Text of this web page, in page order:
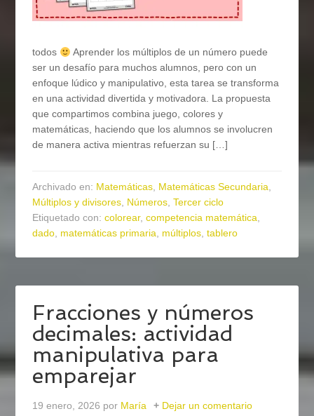
todos
Aprender los múltiplos de un número puede
ser un desafío para muchos alumnos, pero con un
enfoque lúdico y manipulativo, esta tarea se transforma
en una actividad divertida y motivadora. La propuesta
que compartimos combina juego, colores y
matemáticas, haciendo que los alumnos se involucren
de manera activa mientras refuerzan su […]
Archivado en: Matemáticas, Matemáticas Secundaria,
Múltiplos y divisores, Números,Tercer ciclo
Etiquetado con:colorear,competencia matemática,
dado, matemáticas primaria, múltiplos,tablero
Fracciones y números
decimales: actividad
manipulativa para
emparejar
19 enero, 2026 por María Dejar un comentario